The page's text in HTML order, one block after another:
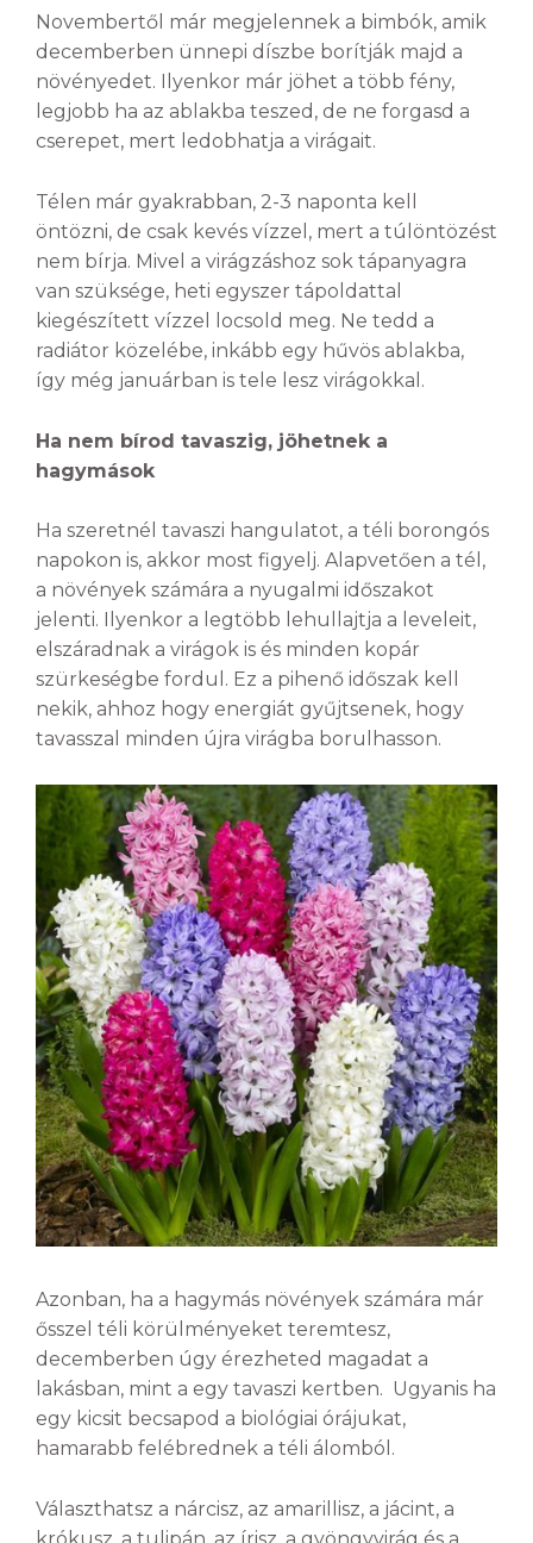
Novembertől már megjelennek a bimbók, amik
decemberben ünnepi díszbe borítják majd a
növényedet. Ilyenkor már jöhet a több fény,
legjobb ha az ablakba teszed, de ne forgasd a
cserepet, mert ledobhatja a virágait.
Télen már gyakrabban, 2-3 naponta kell
öntözni, de csak kevés vízzel, mert a túlöntözést
nem bírja. Mivel a virágzáshoz sok tápanyagra
van szüksége, heti egyszer tápoldattal
kiegészített vízzel locsold meg. Ne tedd a
radiátor közelébe, inkább egy hűvös ablakba,
így még januárban is tele lesz virágokkal.
Ha nem bírod tavaszig, jöhetnek a
hagymások
Ha szeretnél tavaszi hangulatot, a téli borongós
napokon is, akkor most figyelj. Alapvetően a tél,
a növények számára a nyugalmi időszakot
jelenti. Ilyenkor a legtöbb lehullajtja a leveleit,
elszáradnak a virágok is és minden kopár
szürkeségbe fordul. Ez a pihenő időszak kell
nekik, ahhoz hogy energiát gyűjtsenek, hogy
tavasszal minden újra virágba borulhasson.
Azonban, ha a hagymás növények számára már
ősszel téli körülményeket teremtesz,
decemberben úgy érezheted magadat a
lakásban, mint a egy tavaszi kertben. Ugyanis ha
egy kicsit becsapod a biológiai órájukat,
hamarabb felébrednek a téli álomból.
Választhatsz a nárcisz, az amarillisz, a jácint, a